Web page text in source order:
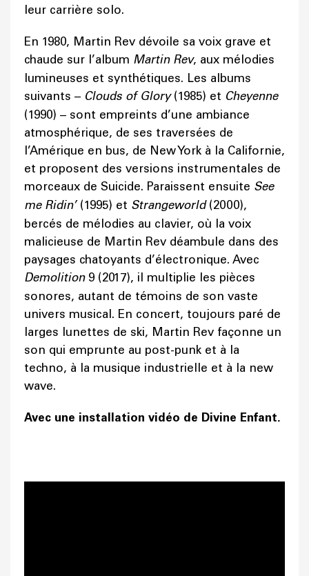
leur carrière solo.
En 1980, Martin Rev dévoile sa voix grave et
chaude sur l’album Martin Rev, aux mélodies
lumineuses et synthétiques. Les albums
suivants – Clouds of Glory (1985) et Cheyenne
(1990) – sont empreints d’une ambiance
atmosphérique, de ses traversées de
l’Amérique en bus, de New York à la Californie,
et proposent des versions instrumentales de
morceaux de Suicide. Paraissent ensuite See
me Ridin’(1995) et Strangeworld(2000),
bercés de mélodies au clavier, où la voix
malicieuse de Martin Rev déambule dans des
paysages chatoyants d’électronique. Avec
Demolition9 (2017), il multiplie les pièces
sonores, autant de témoins de son vaste
univers musical. En concert, toujours paré de
larges lunettes de ski, Martin Rev façonne un
son qui emprunte au post-punk et à la
techno, à la musique industrielle et à la new
wave.
Avec une installation vidéo de Divine Enfant.